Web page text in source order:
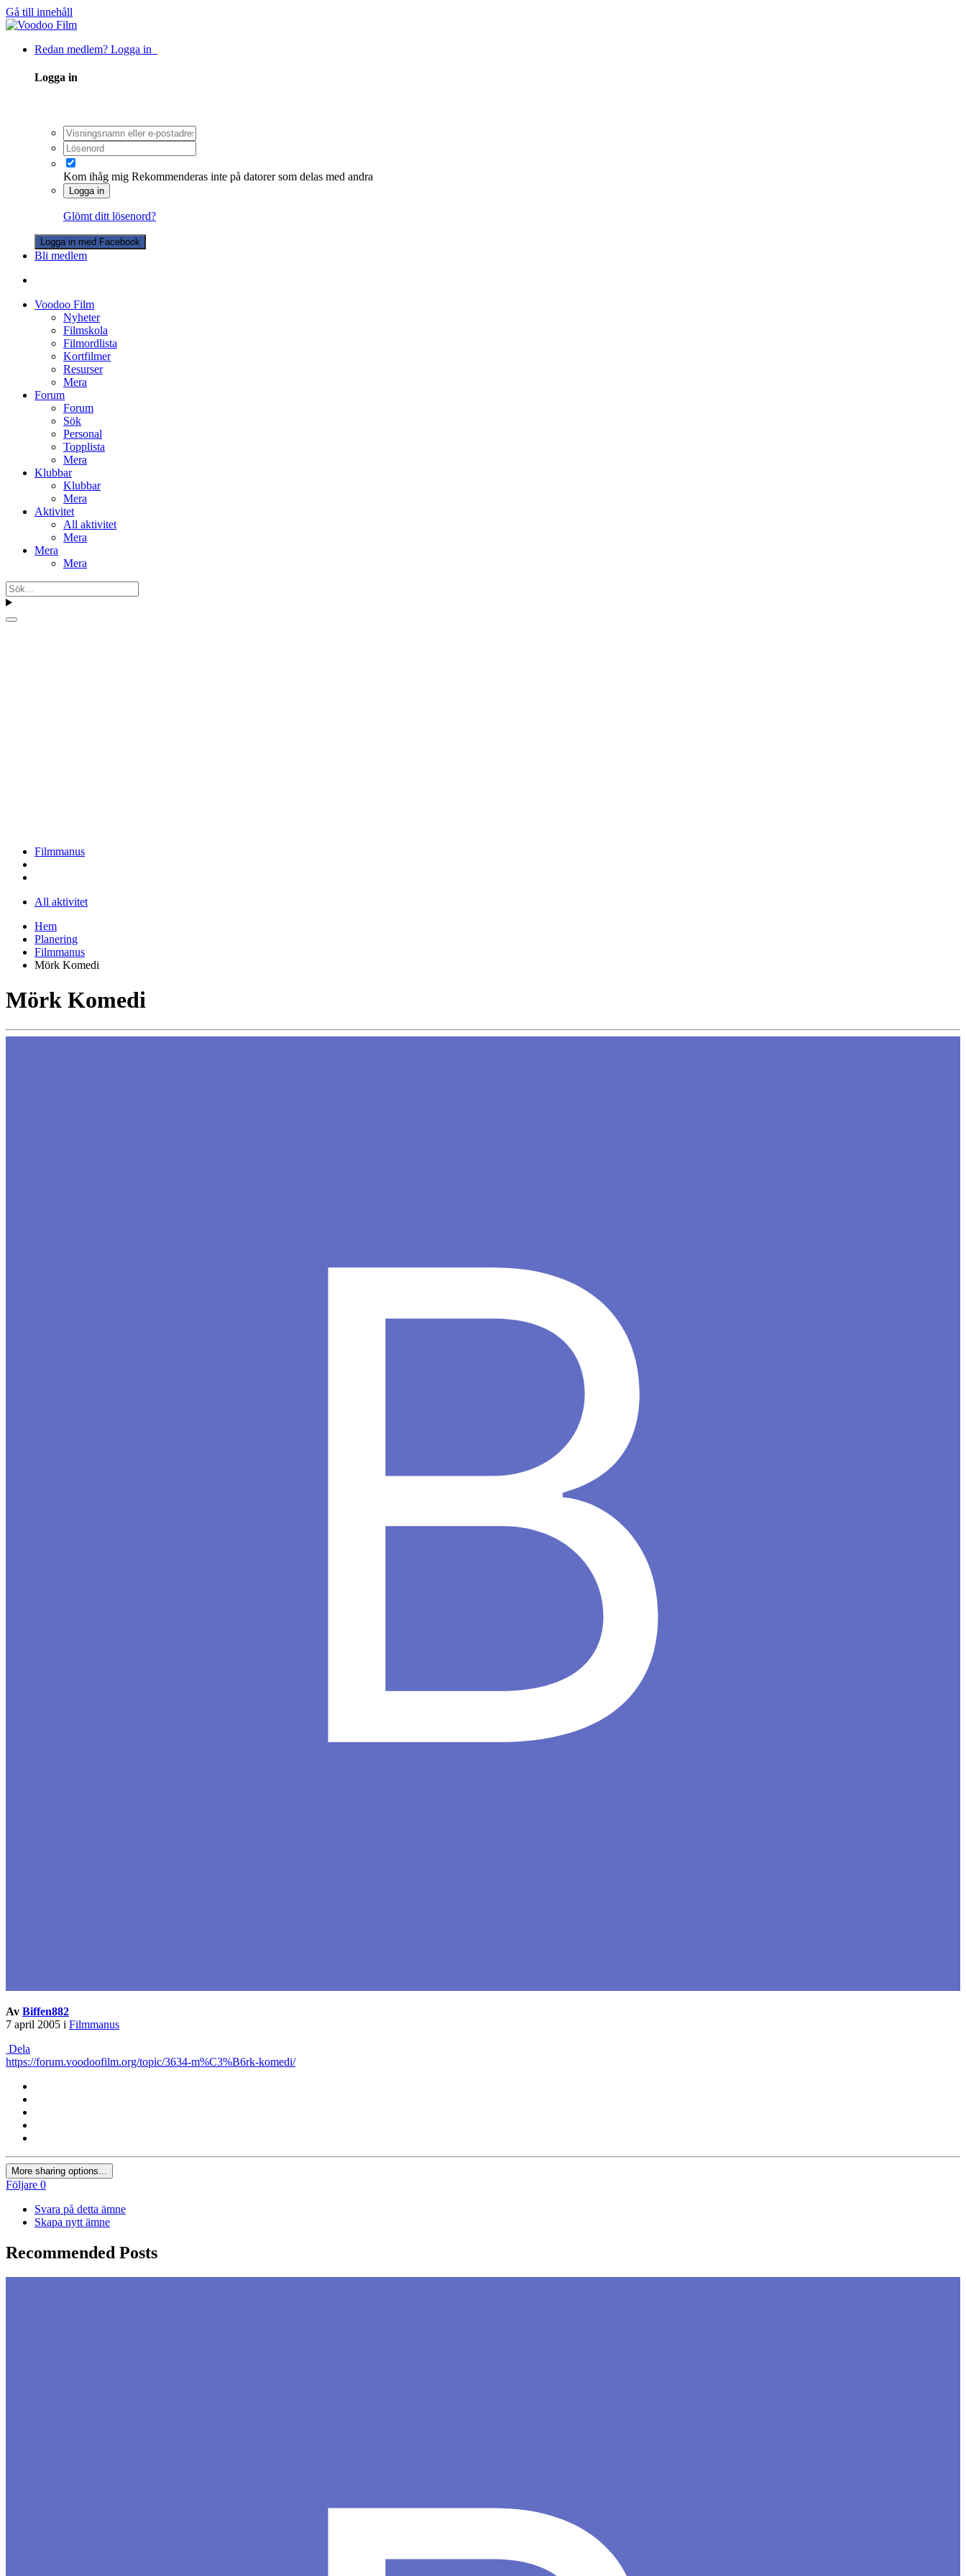
Gå till innehåll
Redan medlem? Logga in
Logga in
Kom ihåg mig Rekommenderas inte på datorer som delas med andra
Logga in
Glömt ditt lösenord?
Logga in med Facebook
Bli medlem
Voodoo Film
Nyheter
Filmskola
Filmordlista
Kortfilmer
Resurser
Mera
Forum
Forum
Sök
Personal
Topplista
Mera
Klubbar
Klubbar
Mera
Aktivitet
All aktivitet
Mera
Mera
Mera
Filmmanus
All aktivitet
Hem
Planering
Filmmanus
Mörk Komedi
Mörk Komedi
Av Biffen882
7 april 2005 i Filmmanus
Dela
https://forum.voodoofilm.org/topic/3634-m%C3%B6rk-komedi/
More sharing options...
Följare 0
Svara på detta ämne
Skapa nytt ämne
Recommended Posts